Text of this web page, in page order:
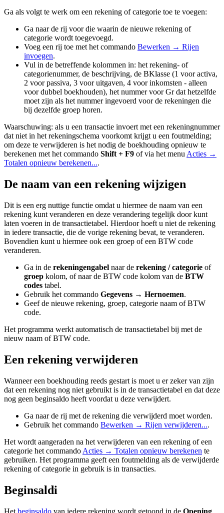
Ga als volgt te werk om een rekening of categorie toe te voegen:
Ga naar de rij voor die waarin de nieuwe rekening of
categorie wordt toegevoegd.
Voeg een rij toe met het commando Bewerken → Rijen
invoegen.
Vul in de betreffende kolommen in: het rekening- of
categorienummer, de beschrijving, de BKlasse (1 voor activa,
2 voor passiva, 3 voor uitgaven, 4 voor inkomsten - alleen
voor dubbel boekhouden), het nummer voor Gr dat hetzelfde
moet zijn als het nummer ingevoerd voor de rekeningen die
bij dezelfde groep horen.
Waarschuwing: als u een transactie invoert met een rekeningnummer
dat niet in het rekeningschema voorkomt krijgt u een foutmelding;
om deze te verwijderen is het nodig de boekhouding opnieuw te
berekenen met het commando Shift + F9 of via het menu Acties →
Totalen opnieuw berekenen....
De naam van een rekening wijzigen
Dit is een erg nuttige functie omdat u hiermee de naam van een
rekening kunt veranderen en deze verandering tegelijk door kunt
laten voeren in de transactietabel. Hierdoor hoeft u niet de rekening
in iedere transactie, die de vorige rekening bevat, te veranderen.
Bovendien kunt u hiermee ook een groep of een BTW code
veranderen.
Ga in de rekeningengabel naar de rekening / categorie of
groep kolom, of naar de BTW code kolom van de BTW
codes tabel.
Gebruik het commando Gegevens → Hernoemen.
Geef de nieuwe rekening, groep, categorie naam of BTW
code.
Het programma werkt automatisch de transactietabel bij met de
nieuw naam of BTW code.
Een rekening verwijderen
Wanneer een boekhouding reeds gestart is moet u er zeker van zijn
dat een rekening nog niet gebruikt is in de transactietabel en dat deze
nog geen beginsaldo heeft voordat u deze verwijdert.
Ga naar de rij met de rekening die verwijderd moet worden.
Gebruik het commando Bewerken → Rijen verwijderen....
Het wordt aangeraden na het verwijderen van een rekening of een
categorie het commando Acties → Totalen opnieuw berekenen te
gebruiken. Het programma geeft een foutmelding als de verwijderde
rekening of categorie in gebruik is in transacties.
Beginsaldi
Het beginsaldo van iedere rekening wordt getoond in de Opening